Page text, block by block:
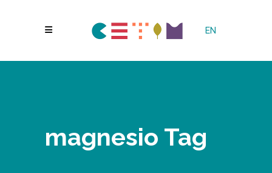
EN
magnesio Tag